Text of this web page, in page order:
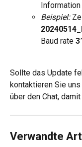
Beispiel:
Baud rate
Sollte das Update
kontaktieren Sie
über den Chat,
Verwandte